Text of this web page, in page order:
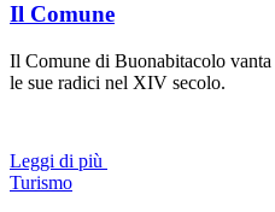
Il Comune
Il Comune di Buonabitacolo
le sue radici nel XIV secolo.
Leggi di più
Turismo